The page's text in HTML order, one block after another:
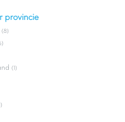
provincie
(8)
(1)